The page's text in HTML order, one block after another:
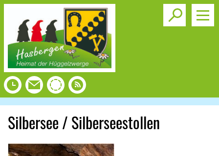
Toggle
Silbersee / Silberseestollen